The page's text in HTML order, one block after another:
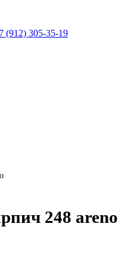
(912) 305-35-19
248 areno